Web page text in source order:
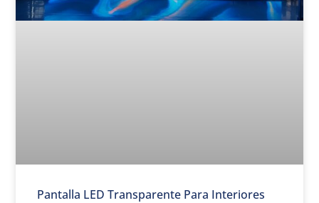
Pantalla LED Transparente Para Interiores